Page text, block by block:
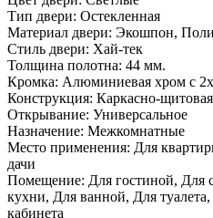
Тип двери: Остекленная
Материал двери: Экошпон,
Стиль двери: Хай-тек
Толщина полотна: 44 мм.
Кромка: Алюминиевая хром с
Конструкция: Каркасно-щитовая
Открывание: Универсальное
Назначение: Межкомнатные
Место применения: Для
дачи
Помещение: Для гостиной, Для
кухни, Для ванной, Для
кабинета